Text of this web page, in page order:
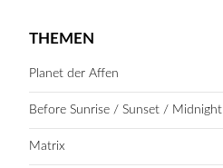
THEMEN
Planet der Affen
Before Sunrise / Sunset / Midnight
Matrix